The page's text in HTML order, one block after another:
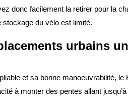
donc facilement la retirer pour la
stockage du vélo est limité.
urbains
et sa bonne manoeuvrabilité, le
à monter des pentes allant